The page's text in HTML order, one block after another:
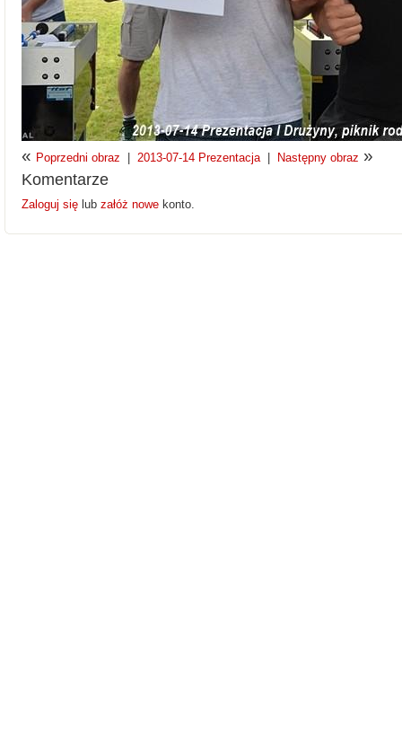
« Poprzedni obraz 2013-07-14 Prezentacja Następny obraz »
Komentarze
Zaloguj się lub załóż nowe konto.